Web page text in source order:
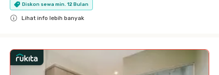
Diskon sewa min. 12 Bulan
Lihat info lebih banyak